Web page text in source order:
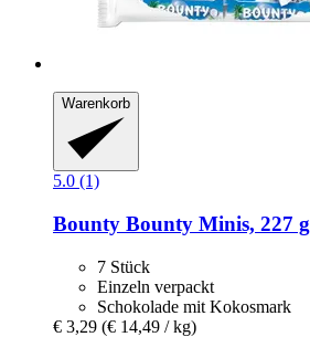
Warenkorb
5.0 (1)
Bounty Bounty Minis, 227 g
7 Stück
Einzeln verpackt
Schokolade mit Kokosmark
€ 3,29 (€ 14,49 / kg)